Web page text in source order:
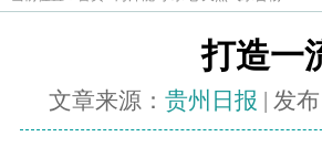
打造一
文章来源： 贵州日报 | 发